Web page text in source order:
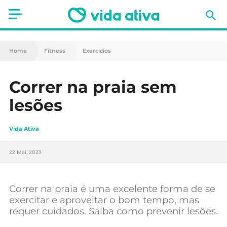
Saúde
Nutrição
Animais de Estimação
Home Fitness Exercícios
Correr na praia sem
lesões
Vida Ativa
22 Mai, 2023
Correr na praia é uma excelente forma de se
exercitar e aproveitar o bom tempo, mas
requer cuidados. Saiba como prevenir lesões.